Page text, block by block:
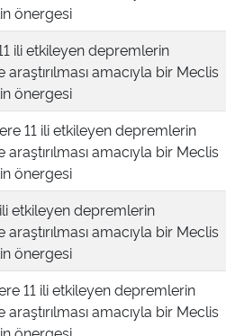
önergesi
ili etkileyen depremlerin
amacıyla bir Meclis
önergesi
11 ili etkileyen depremlerin
amacıyla bir Meclis
önergesi
etkileyen depremlerin
amacıyla bir Meclis
önergesi
11 ili etkileyen depremlerin
amacıyla bir Meclis